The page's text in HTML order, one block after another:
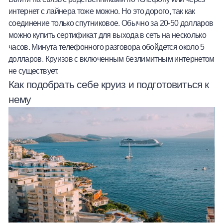
интернет с лайнера тоже можно. Но это дорого, так как
соединение только спутниковое. Обычно за 20-50 долларов
можно купить сертификат для выхода в сеть на несколько
часов. Минута телефонного разговора обойдется около 5
долларов. Круизов с включенным безлимитным интернетом
не существует.
Как подобрать себе круиз и подготовиться к
нему